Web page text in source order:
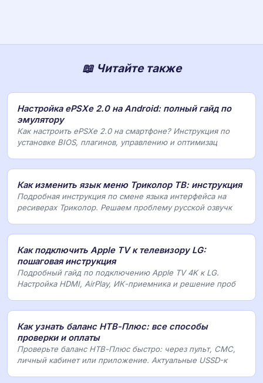
📖 Читайте также
Настройка ePSXe 2.0 на Android: полный гайд по
эмулятору
Как настроить ePSXe 2.0 на смартфоне? Инструкция по
установке BIOS, плагинов, управлению и оптимизац
Как изменить язык меню Триколор ТВ: инструкция
Подробная инструкция по смене языка интерфейса на
ресиверах Триколор. Решаем проблему русской озвучк
Как подключить Apple TV к телевизору LG:
пошаговая инструкция
Подробный гайд по подключению Apple TV 4K к LG.
Настройка HDMI, AirPlay, ИК-приемника и решение проб
Как узнать баланс НТВ-Плюс: все способы
проверки и оплаты
Проверьте баланс НТВ-Плюс быстро: через пульт, СМС,
личный кабинет или приложение. Актуальные USSD-к